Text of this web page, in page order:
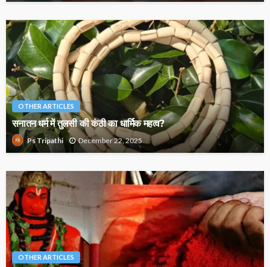
OTHER ARTICLES
सनातन धर्म में तुलसी की कंठी का धार्मिक महत्व?
Ps Tripathi December 22, 2025
OTHER ARTICLES